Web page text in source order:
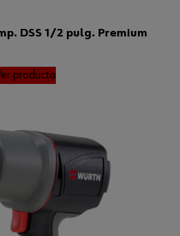
DSS 1/2 pulg. Premium
producto